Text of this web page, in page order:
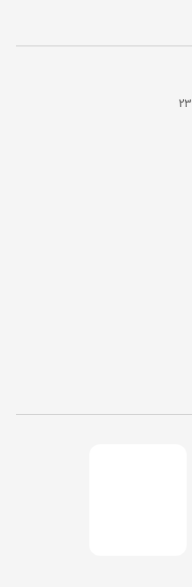
خیابان دانشگاه و فخررازی کوچه قدیری پلاک 23